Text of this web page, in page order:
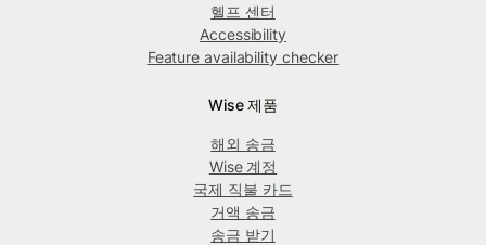
헬프 센터
Accessibility
Feature availability checker
Wise 제품
해외 송금
Wise 계정
국제 직불 카드
거액 송금
송금 받기